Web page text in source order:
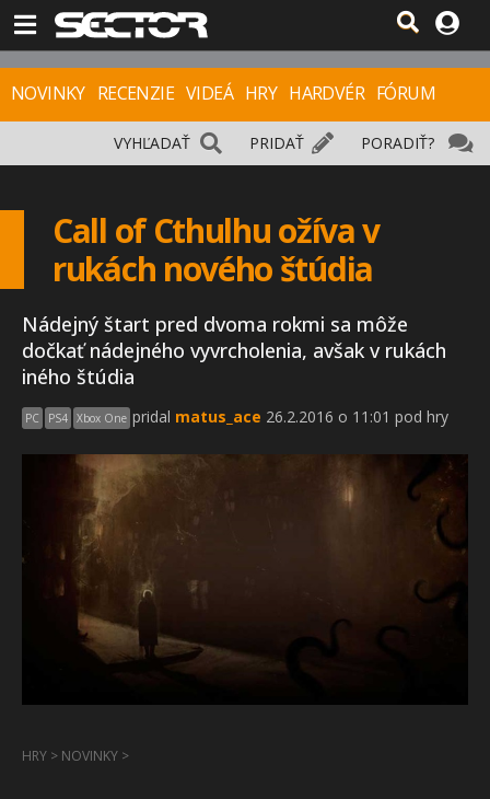
NOVINKY RECENZIE VIDEÁ HRY HARDVÉR FÓRUM
PORADIŤ?
PRIDAŤ
VYHĽADAŤ
Call of Cthulhu ožíva v
rukách nového štúdia
Nádejný štart pred dvoma rokmi sa môže
dočkať nádejného vyvrcholenia, avšak v rukách
iného štúdia
PC PS4 Xbox One pridal matus_ace 26.2.2016 o 11:01 pod hry
HRY > NOVINKY >